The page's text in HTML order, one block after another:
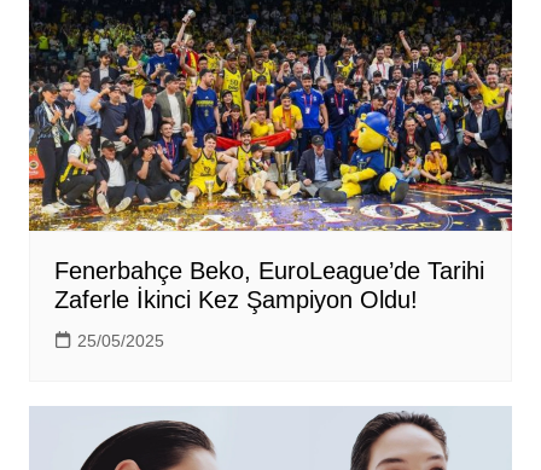
Fenerbahçe Beko, EuroLeague’de Tarihi
Zaferle İkinci Kez Şampiyon Oldu!
25/05/2025